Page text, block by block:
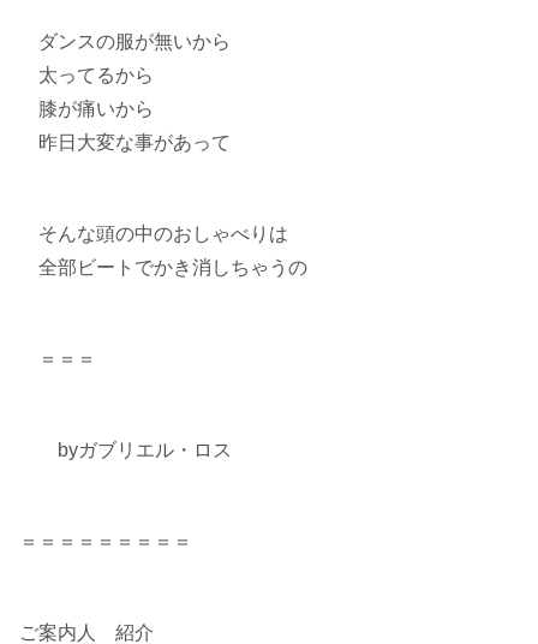
ダンスの服が無いから
太ってるから
膝が痛いから
昨日大変な事があって
そんな頭の中のおしゃべりは
全部ビートでかき消しちゃうの
＝＝＝
byガブリエル・ロス
＝＝＝＝＝＝＝＝＝
ご案内人 紹介